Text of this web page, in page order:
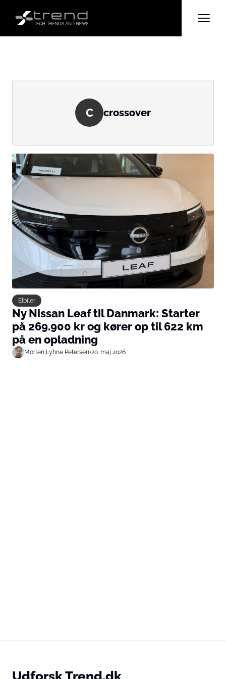
C crossover
Elbiler
Ny Nissan Leaf til Danmark: Starter
på 269.900 kr og kører op til 622 km
på en opladning
Morten Lyhne Petersen•20. maj 2026
Udforsk Trend.dk